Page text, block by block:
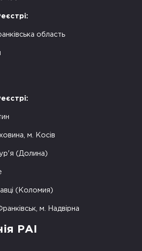
область
м. Косів
(Долина)
(Коломия)
м. Надвірна
РАІ